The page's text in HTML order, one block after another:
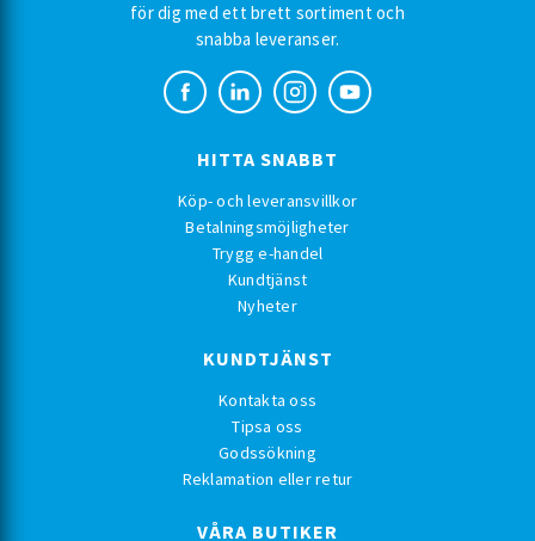
för dig med ett brett sortiment och
snabba leveranser.
HITTA SNABBT
Köp- och leveransvillkor
Betalningsmöjligheter
Trygg e-handel
Kundtjänst
Nyheter
KUNDTJÄNST
Kontakta oss
Tipsa oss
Godssökning
Reklamation eller retur
VÅRA BUTIKER